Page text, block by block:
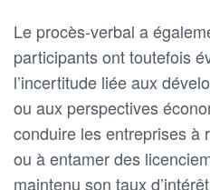
Le procès-verbal a
participants ont toutefois
l’incertitude liée aux
ou aux perspectives
conduire les entreprises à
ou à entamer des
maintenu son taux